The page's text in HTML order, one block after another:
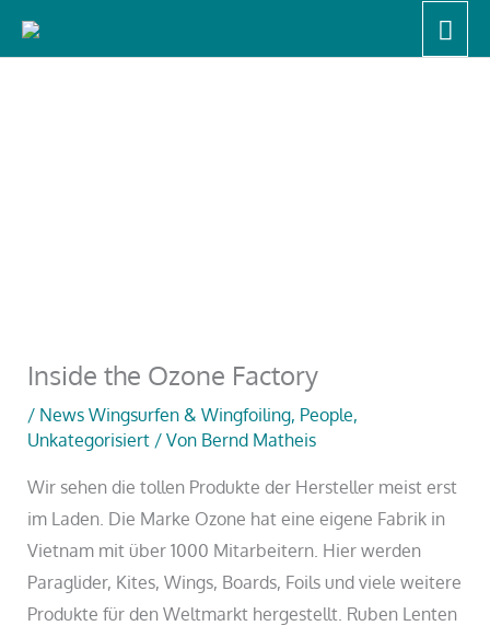
Start
Inside the Ozone Factory
/ News Wingsurfen & Wingfoiling, People,
Unkategorisiert / Von Bernd Matheis
Wir sehen die tollen Produkte der Hersteller meist erst
im Laden. Die Marke Ozone hat eine eigene Fabrik in
Vietnam mit über 1000 Mitarbeitern. Hier werden
Paraglider, Kites, Wings, Boards, Foils und viele weitere
Produkte für den Weltmarkt hergestellt. Ruben Lenten